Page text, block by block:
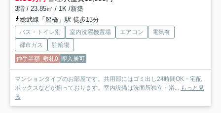
3階 / 23.85㎡ / 1K /新築
総武線「船橋」駅 徒歩13分
バス・トイレ別 室内洗濯機置場 エアコン
電気有
都市ガス
駐輪場
仲手半額 敷礼0 即入居可
マンションタイプのお部屋です。共用部にはゴミ出し24時間OK・宅配
ボックスなどが揃っております。室内設備は洗面所独立・浴...
もっと見
る